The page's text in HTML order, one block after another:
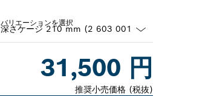
バリエーションを選択
31,500 円
推奨小売価格 (税抜)